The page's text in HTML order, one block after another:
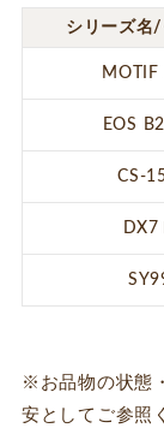
シリーズ名
MOTIF
EOS
CS-
※お品物の状態
安としてご参照